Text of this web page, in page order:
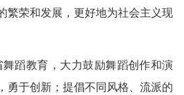
繁荣和发展，更好地为社会主义现
蹈教育，大力鼓励舞蹈创作和演
勇于创新；提倡不同风格、流派的